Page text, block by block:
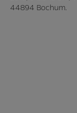
44894 Bochum.